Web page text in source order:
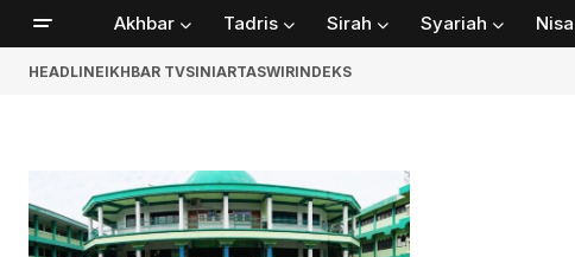
Akhbar Tadris Sirah Syariah Nisa
HEADLINEIKHBAR TVSINIARTASWIRINDEKS